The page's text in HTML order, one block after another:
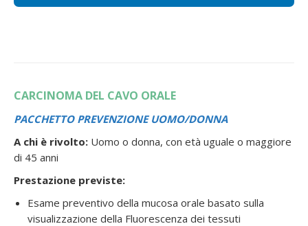
CARCINOMA DEL CAVO ORALE
PACCHETTO PREVENZIONE UOMO/DONNA
A chi è rivolto: Uomo o donna, con età uguale o maggiore
di 45 anni
Prestazione previste:
Esame preventivo della mucosa orale basato sulla
visualizzazione della Fluorescenza dei tessuti